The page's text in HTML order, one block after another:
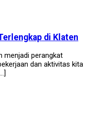
di Klaten
menjadi perangkat
dan aktivitas kita